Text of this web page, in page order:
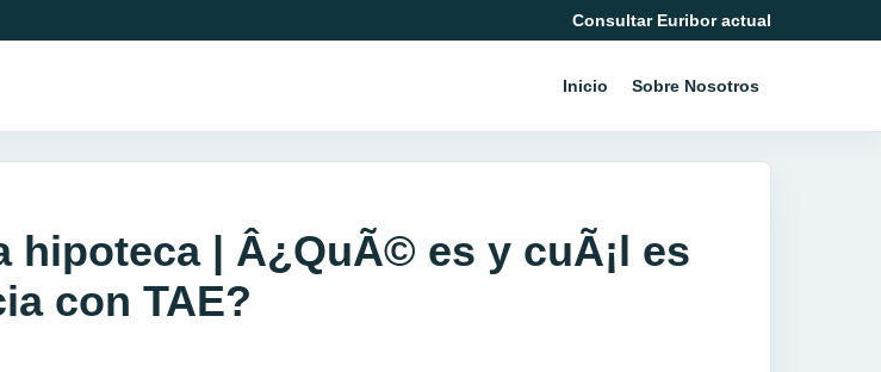
Consultar Euribor actual
Inicio Sobre Nosotros
hipoteca | Â¿QuÃ© es y cuÃ¡l es
con TAE?